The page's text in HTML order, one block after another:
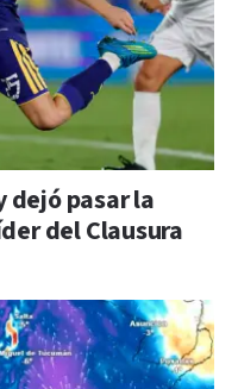
dejó pasar la
del Clausura